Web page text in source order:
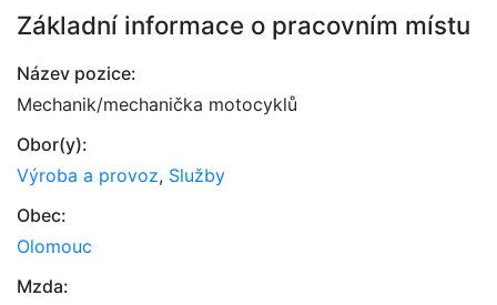
Základní informace o pracovním místu
Název pozice:
Mechanik/mechanička motocyklů
Obor(y):
Výroba a provoz, Služby
Obec:
Olomouc
Mzda: